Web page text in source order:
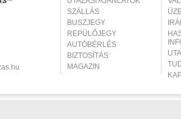
SZÁLLÁS
BUSZJEGY
REPÜLŐJEGY
AUTÓBÉRLÉS
BIZTOSÍTÁS
MAGAZIN